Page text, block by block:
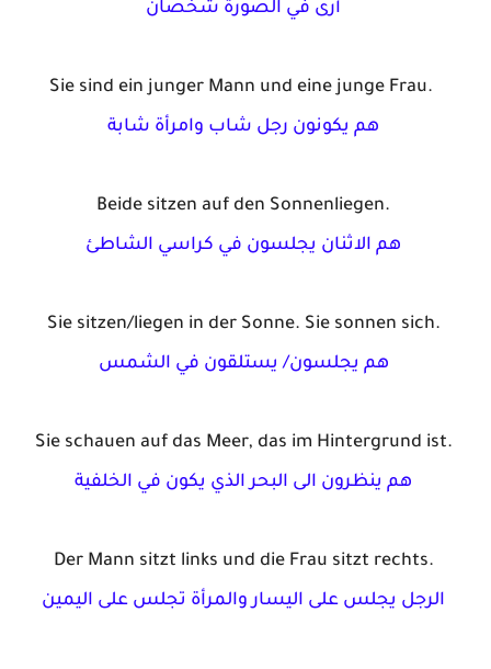
أرى في الصورة شخصان
Sie sind ein junger Mann und eine junge Frau.
هم يكونون رجل شاب وامرأة شابة
Beide sitzen auf den Sonnenliegen.
هم الاثنان يجلسون في كراسي الشاطئ
Sie sitzen/liegen in der Sonne. Sie sonnen sich.
هم يجلسون/ يستلقون في الشمس
Sie schauen auf das Meer, das im Hintergrund ist.
هم ينظرون الى البحر الذي يكون في الخلفية
Der Mann sitzt links und die Frau sitzt rechts.
الرجل يجلس على اليسار والمرأة تجلس على اليمين